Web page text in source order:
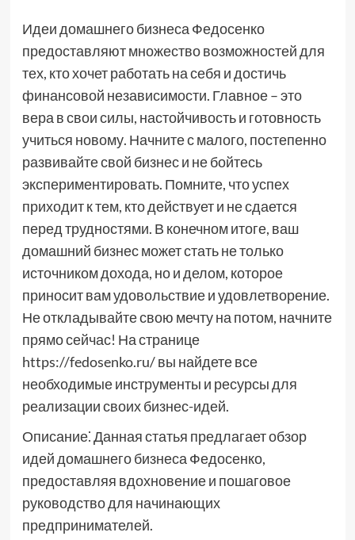
Идеи домашнего бизнеса Федосенко
предоставляют множество возможностей для
тех, кто хочет работать на себя и достичь
финансовой независимости. Главное – это
вера в свои силы, настойчивость и готовность
учиться новому. Начните с малого, постепенно
развивайте свой бизнес и не бойтесь
экспериментировать. Помните, что успех
приходит к тем, кто действует и не сдается
перед трудностями. В конечном итоге, ваш
домашний бизнес может стать не только
источником дохода, но и делом, которое
приносит вам удовольствие и удовлетворение.
Не откладывайте свою мечту на потом, начните
прямо сейчас! На странице
https://fedosenko.ru/ вы найдете все
необходимые инструменты и ресурсы для
реализации своих бизнес-идей.
Описание⁚ Данная статья предлагает обзор
идей домашнего бизнеса Федосенко,
предоставляя вдохновение и пошаговое
руководство для начинающих
предпринимателей.